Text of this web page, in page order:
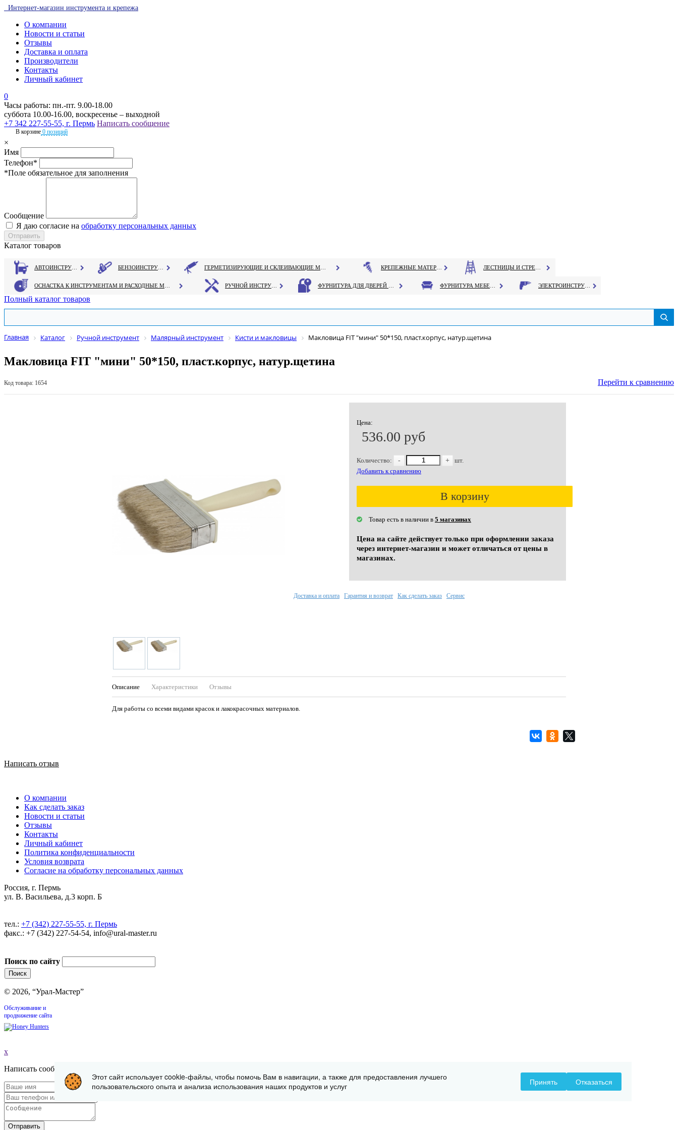
Интернет-магазин инструмента и крепежа
О компании
Новости и статьи
Отзывы
Доставка и оплата
Производители
Контакты
Личный кабинет
0
Часы работы: пн.-пт. 9.00-18.00
суббота 10.00-16.00, воскресенье – выходной
+7 342 227-55-55, г. Пермь Написать сообщение
В корзине 0 позиций
×
Имя
Телефон*
*Поле обязательное для заполнения
Сообщение
Я даю согласие на обработку персональных данных
Каталог товаров
Полный каталог товаров
Главная Каталог Ручной инструмент Малярный инструмент Кисти и макловицы Макловица FIT "мини" 50*150, пласт.корпус, натур.щетина
Макловица FIT "мини" 50*150, пласт.корпус, натур.щетина
Код товара: 1654 Перейти к сравнению
Цена:
536.00 руб
Количество: - +
шт.
Добавить к сравнению
В корзину
Товар есть в наличии в 5 магазинах
Цена на сайте действует только при оформлении заказа
через интернет-магазин и может отличаться от цены в
магазинах.
Описание Характеристики Отзывы
Для работы со всеми видами красок и лакокрасочных материалов.
Доставка и оплата Гарантия и возврат Как сделать заказ Сервис
Написать отзыв
О компании
Как сделать заказ
Новости и статьи
Отзывы
Контакты
Личный кабинет
Политика конфиденциальности
Условия возврата
Согласие на обработку персональных данных
Россия, г. Пермь
ул. В. Васильева, д.3 корп. Б
тел.: +7 (342) 227-55-55, г. Пермь
факс.: +7 (342) 227-54-54, info@ural-master.ru
Поиск по сайту
© 2026, “Урал-Мастер”
Обслуживание и
продвижение сайта
x
Написать сообщение
Отправить
Этот сайт использует cookie-файлы, чтобы помочь Вам в навигации, а также для предоставления лучшего
пользовательского опыта и анализа использования наших продуктов и услуг
Принять Отказаться